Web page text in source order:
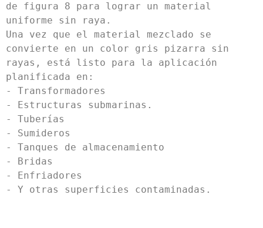
de figura 8 para lograr un material
uniforme sin raya.
Una vez que el material mezclado se
convierte en un color gris pizarra sin
rayas, está listo para la aplicación
planificada en:
- Transformadores
- Estructuras submarinas.
- Tuberías
- Sumideros
- Tanques de almacenamiento
- Bridas
- Enfriadores